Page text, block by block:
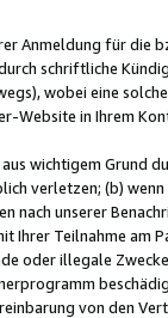
Anmeldung für die
schriftliche
wobei eine
Website in Ihrem
wichtigem Grund
verletzen; (b)
nach unserer
Ihrer Teilnahme am
oder illegale
von den